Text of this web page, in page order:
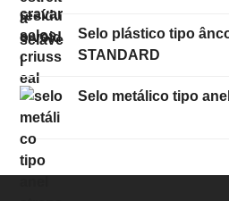
Selo plástico tipo
STANDARD
Selo metálico tipo